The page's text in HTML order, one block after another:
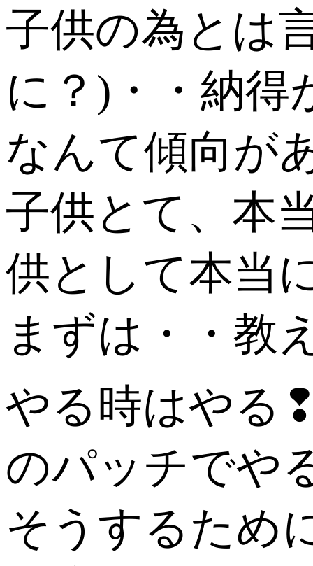
子供の為とは
に？)・・納得
なんて傾向が
子供とて、本
供として本当
まずは・・教
やる時はやる
のパッチでや
そうするため